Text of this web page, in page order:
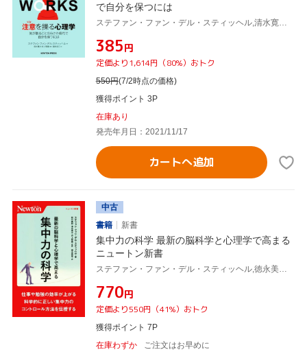
で自分を保つには
ステファン・ファン・デル・スティッヘル,清水寛之,井上智義,藤井良江
¥385円
定価より1,614円（80%）おトク
550円(7/2時点の価格)
獲得ポイント 3P
在庫あり
発売年月日：2021/11/17
カートへ追加
中古
書籍
新書
集中力の科学 最新の脳科学と心理学で高まる
ニュートン新書
ステファン・ファン・デル・スティッヘル,徳永美恵,枝川義邦,清水寛之,井上智義
¥770円
定価より550円（41%）おトク
獲得ポイント 7P
在庫わずか
ご注文はお早めに